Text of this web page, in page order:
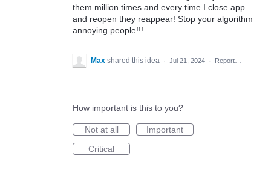
them million times and every time I close app
and reopen they reappear! Stop your algorithm
annoying people!!!
Max shared this idea · Jul 21, 2024 · Report…
How important is this to you?
Not at all
Important
Critical